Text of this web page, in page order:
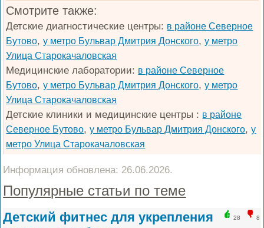
Смотрите также:
Детские диагностические центры: в районе Северное
Бутово,у метро Бульвар Дмитрия Донского,у метро
Улица Старокачаловская
Медицинские лаборатории: в районе Северное
Бутово,у метро Бульвар Дмитрия Донского,у метро
Улица Старокачаловская
Детские клиники и медицинские центры : в районе
Северное Бутово,у метро Бульвар Дмитрия Донского,у
метро Улица Старокачаловская
Информация обновлена: 26.06.2026.
Популярные статьи по теме
28 8
Детский фитнес для укрепления